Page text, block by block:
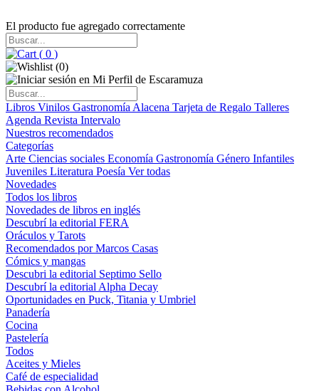
El producto fue agregado correctamente
( 0 )
(0)
Libros Vinilos Gastronomía Alacena Tarjeta de Regalo Talleres
Agenda Revista Intervalo
Nuestros recomendados
Categorías
Arte Ciencias sociales Economía Gastronomía Género Infantiles
Juveniles Literatura Poesía Ver todas
Novedades
Todos los libros
Novedades de libros en inglés
Descubrí la editorial FERA
Oráculos y Tarots
Recomendados por Marcos Casas
Cómics y mangas
Descubri la editorial Septimo Sello
Descubrí la editorial Alpha Decay
Oportunidades en Puck, Titania y Umbriel
Panadería
Cocina
Pastelería
Todos
Aceites y Mieles
Café de especialidad